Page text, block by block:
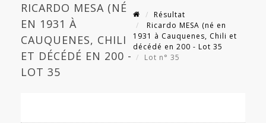
RICARDO MESA (NÉ
EN 1931 À
CAUQUENES, CHILI
ET DÉCÉDÉ EN 200 -
LOT 35
Résultat
Ricardo MESA (né en
1931 à Cauquenes, Chili et
décédé en 200 - Lot 35
Lot n° 35